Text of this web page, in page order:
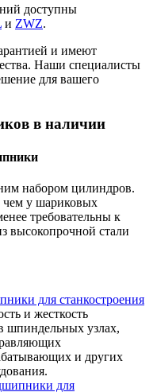
доступны
и ZWZ.
и имеют
Наши специалисты
для вашего
в наличии
набором цилиндров.
чем у шариковых
требовательны к
высокопрочной стали
для станкостроения
и жесткость
шпиндельных узлах,
и других
для